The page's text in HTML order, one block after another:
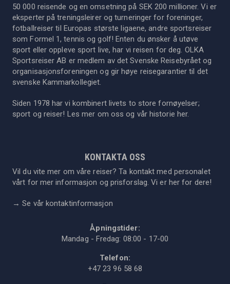
50 000 reisende og en omsetning på SEK 200 millioner. Vi er
eksperter på treningsleirer og turneringer for foreninger,
fotballreiser til Europas største ligaene, andre sportsreiser
som Formel 1, tennis og golf! Enten du ønsker å utøve
sport eller oppleve sport live, har vi reisen for deg. OLKA
Sportsreiser AB er medlem av det Svenske Reisebyrået og
organisasjonsforeningen og gir høye reisegarantier til det
svenske Kammarkollegiet.
Siden 1978 har vi kombinert livets to store fornøyelser;
sport og reiser! Les mer om oss og vår historie her.
KONTAKTA OSS
Vil du vite mer om våre reiser? Ta kontakt med personalet
vårt for mer informasjon og prisforslag. Vi er her for dere!
→Se vår kontaktinformasjon
Åpningstider:
Mandag - Fredag: 08:00 - 17-00
Telefon:
+47 23 96 58 68